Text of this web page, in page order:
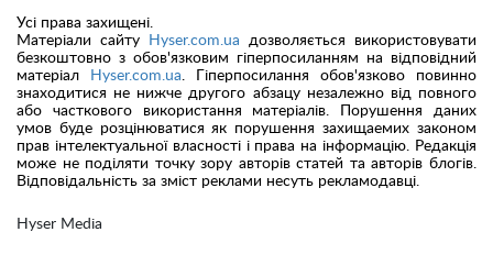
Hyser Media
Усі права захищені.
Матеріали сайту
Hyser.com.ua дозволяється використовувати
безкоштовно з обов'язковим гіперпосиланням на відповідний
матеріал
Hyser.com.ua. Гіперпосилання обов'язково повинно
знаходитися не нижче другого абзацу незалежно від повного
або часткового використання матеріалів. Порушення даних
умов буде розцінюватися як порушення захищаемих законом
прав інтелектуальної власності і права на інформацію. Редакція
може не поділяти точку зору авторів статей та авторів блогів.
Відповідальність за зміст реклами несуть рекламодавці.